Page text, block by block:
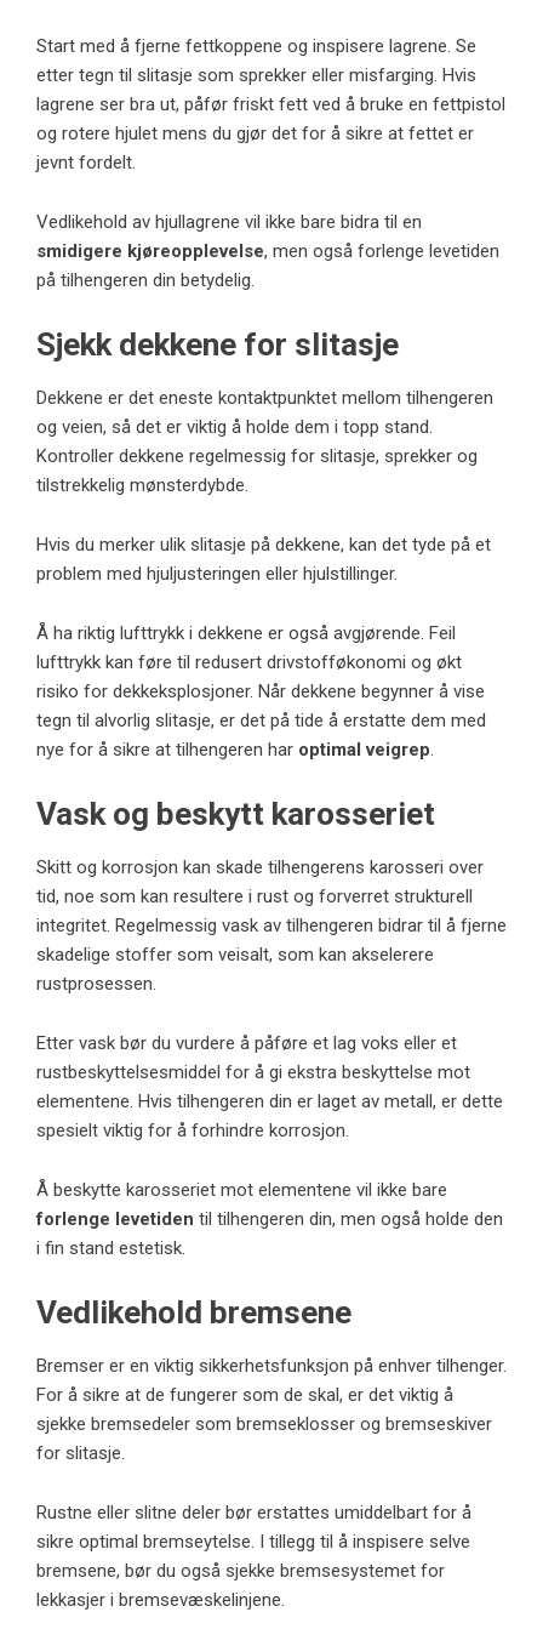
Start med å fjerne fettkoppene og inspisere lagrene. Se
etter tegn til slitasje som sprekker eller misfarging. Hvis
lagrene ser bra ut, påfør friskt fett ved å bruke en fettpistol
og rotere hjulet mens du gjør det for å sikre at fettet er
jevnt fordelt.
Vedlikehold av hjullagrene vil ikke bare bidra til en
smidigere kjøreopplevelse, men også forlenge levetiden
på tilhengeren din betydelig.
Sjekk dekkene for slitasje
Dekkene er det eneste kontaktpunktet mellom tilhengeren
og veien, så det er viktig å holde dem i topp stand.
Kontroller dekkene regelmessig for slitasje, sprekker og
tilstrekkelig mønsterdybde.
Hvis du merker ulik slitasje på dekkene, kan det tyde på et
problem med hjuljusteringen eller hjulstillinger.
Å ha riktig lufttrykk i dekkene er også avgjørende. Feil
lufttrykk kan føre til redusert drivstofføkonomi og økt
risiko for dekkeksplosjoner. Når dekkene begynner å vise
tegn til alvorlig slitasje, er det på tide å erstatte dem med
nye for å sikre at tilhengeren har optimal veigrep.
Vask og beskytt karosseriet
Skitt og korrosjon kan skade tilhengerens karosseri over
tid, noe som kan resultere i rust og forverret strukturell
integritet. Regelmessig vask av tilhengeren bidrar til å fjerne
skadelige stoffer som veisalt, som kan akselerere
rustprosessen.
Etter vask bør du vurdere å påføre et lag voks eller et
rustbeskyttelsesmiddel for å gi ekstra beskyttelse mot
elementene. Hvis tilhengeren din er laget av metall, er dette
spesielt viktig for å forhindre korrosjon.
Å beskytte karosseriet mot elementene vil ikke bare
forlenge levetiden til tilhengeren din, men også holde den
i fin stand estetisk.
Vedlikehold bremsene
Bremser er en viktig sikkerhetsfunksjon på enhver tilhenger.
For å sikre at de fungerer som de skal, er det viktig å
sjekke bremsedeler som bremseklosser og bremseskiver
for slitasje.
Rustne eller slitne deler bør erstattes umiddelbart for å
sikre optimal bremseytelse. I tillegg til å inspisere selve
bremsene, bør du også sjekke bremsesystemet for
lekkasjer i bremsevæskelinjene.